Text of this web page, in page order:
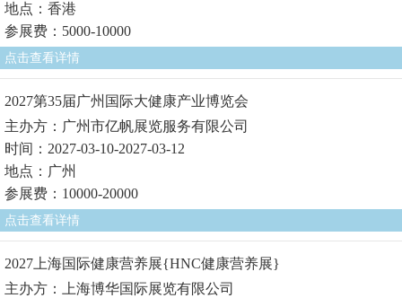
地点：香港
参展费：5000-10000
点击查看详情
2027第35届广州国际大健康产业博览会
主办方：广州市亿帆展览服务有限公司
时间：2027-03-10-2027-03-12
地点：广州
参展费：10000-20000
点击查看详情
2027上海国际健康营养展{HNC健康营养展}
主办方：上海博华国际展览有限公司